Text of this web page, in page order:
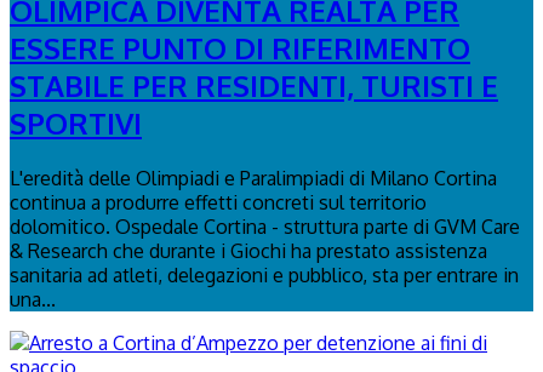
OLIMPICA DIVENTA REALTÀ PER
ESSERE PUNTO DI RIFERIMENTO
STABILE PER RESIDENTI, TURISTI E
SPORTIVI
L'eredità delle Olimpiadi e Paralimpiadi di Milano Cortina
continua a produrre effetti concreti sul territorio
dolomitico. Ospedale Cortina - struttura parte di GVM Care
& Research che durante i Giochi ha prestato assistenza
sanitaria ad atleti, delegazioni e pubblico, sta per entrare in
una...